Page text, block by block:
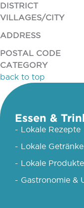
DISTRICT
VILLAGES/CITY
ADDRESS
POSTAL CODE
CATEGORY
back to top
Essen &
- Lokale Rezepte
- Lokale Getränke
- Lokale Produkte
- Gastronomie &